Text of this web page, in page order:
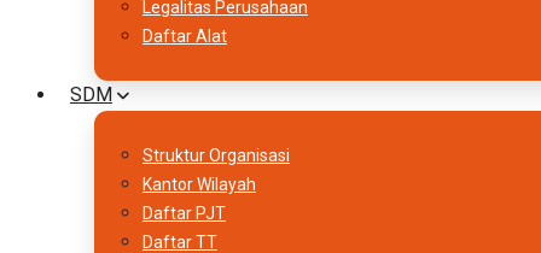
Legalitas Perusahaan
Daftar Alat
SDM
Struktur Organisasi
Kantor Wilayah
Daftar PJT
Daftar TT